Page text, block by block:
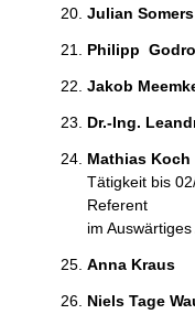
Julian Somers
Philipp
Jakob
Dr.-Ing.
Mathias Koch
Tätigkeit bis
Referent
im
Anna Kraus
Niels Tage